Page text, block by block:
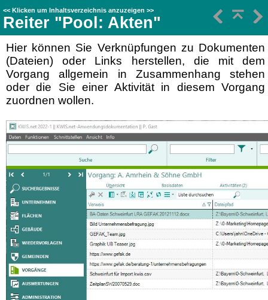
<< Klicken um Inhaltsverzeichnis anzuzeigen >>
Reiter "Pool: Akten"
Hier können Sie Verknüpfungen zu Dokumenten
(Dateien) oder Links herstellen, die mit dem
Vorgang allgemein in Zusammenhang stehen
oder die Sie einer Aktivität in diesem Vorgang
zuordnen wollen.